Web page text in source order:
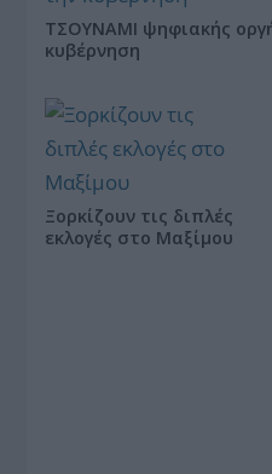
ΤΣΟΥΝΑΜΙ ψηφιακής
κυβέρνηση
Ξορκίζουν τις διπλές
εκλογές στο Μαξίμου